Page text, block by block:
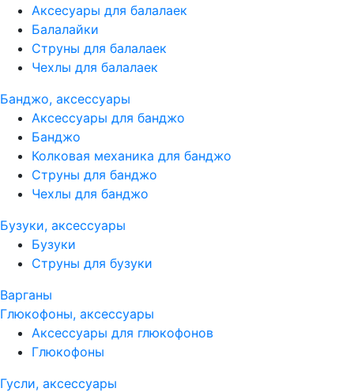
Аксесуары для балалаек
Балалайки
Струны для балалаек
Чехлы для балалаек
Банджо, аксессуары
Аксессуары для банджо
Банджо
Колковая механика для банджо
Струны для банджо
Чехлы для банджо
Бузуки, аксессуары
Бузуки
Струны для бузуки
Варганы
Глюкофоны, аксессуары
Аксессуары для глюкофонов
Глюкофоны
Гусли, аксессуары